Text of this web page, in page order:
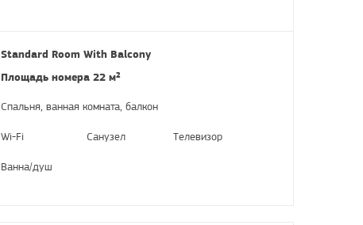
Standard Room With​ Balcony
Площадь номера 22 м²
Спальня, ванная комната, балкон
Wi-Fi Санузел Телевизор
Ванна/душ